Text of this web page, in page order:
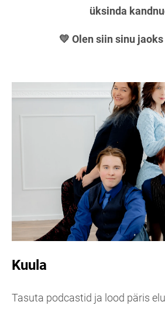
üksinda
💛 Olen siin sinu
Kuula
Tasuta podcastid ja lood päris